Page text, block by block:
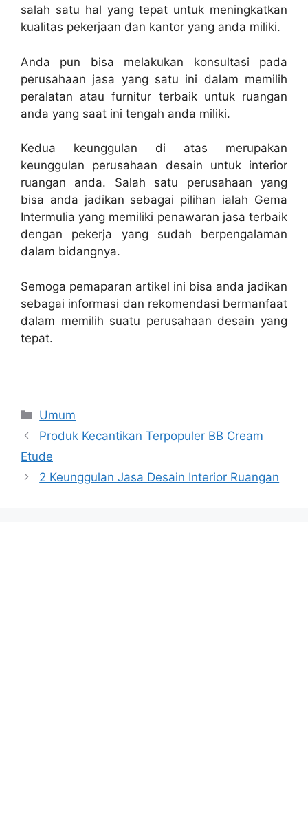
salah satu hal yang tepat untuk meningkatkan
kualitas pekerjaan dan kantor yang anda miliki.
Anda pun bisa melakukan konsultasi pada
perusahaan jasa yang satu ini dalam memilih
peralatan atau furnitur terbaik untuk ruangan
anda yang saat ini tengah anda miliki.
Kedua keunggulan di atas merupakan
keunggulan perusahaan desain untuk interior
ruangan anda. Salah satu perusahaan yang
bisa anda jadikan sebagai pilihan ialah Gema
Intermulia yang memiliki penawaran jasa terbaik
dengan pekerja yang sudah berpengalaman
dalam bidangnya.
Semoga pemaparan artikel ini bisa anda jadikan
sebagai informasi dan rekomendasi bermanfaat
dalam memilih suatu perusahaan desain yang
tepat.
Categories
Umum
Produk Kecantikan Terpopuler BB Cream
Etude
2 Keunggulan Jasa Desain Interior Ruangan